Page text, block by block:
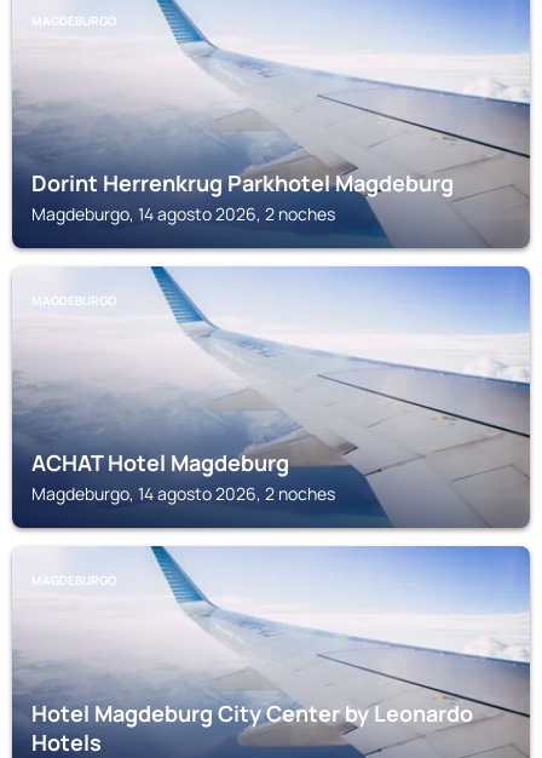
MAGDEBURGO
Dorint Herrenkrug Parkhotel Magdeburg
Magdeburgo, 14 agosto 2026, 2 noches
MAGDEBURGO
ACHAT Hotel Magdeburg
Magdeburgo, 14 agosto 2026, 2 noches
MAGDEBURGO
Hotel Magdeburg City Center by Leonardo
Hotels